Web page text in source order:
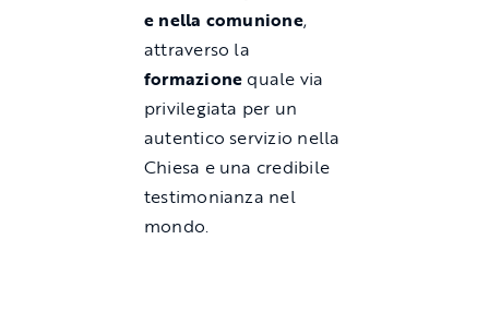
e nella comunione,
attraverso la
formazione quale via
privilegiata per un
autentico servizio nella
Chiesa e una credibile
testimonianza nel
mondo.